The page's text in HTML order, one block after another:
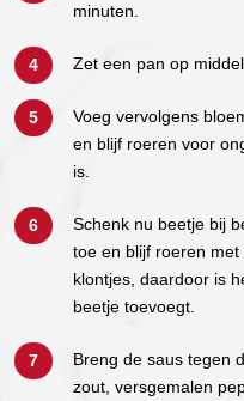
minuten.
Zet een pan op
Voeg vervolgens
en blijf roeren voor
is.
Schenk nu beetje bij
toe en blijf roeren
klontjes, daardoor is
beetje toevoegt.
Breng de saus tegen
zout, versgemalen